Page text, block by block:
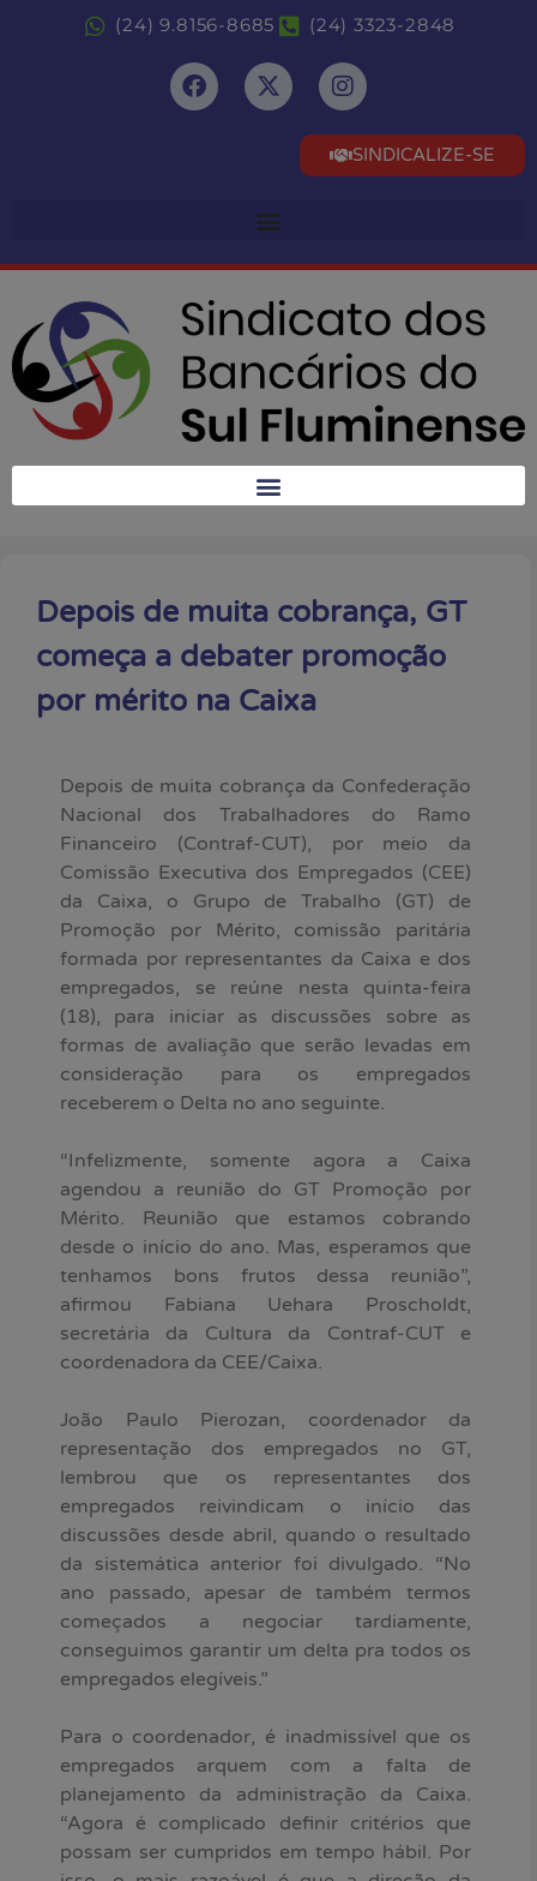
(24) 9.8156-8685 (24) 3323-2848
SINDICALIZE-SE
Depois de muita cobrança, GT
começa a debater promoção
por mérito na Caixa
Depois de muita cobrança da Confederação
Nacional dos Trabalhadores do Ramo
Financeiro (Contraf-CUT), por meio da
Comissão Executiva dos Empregados (CEE)
da Caixa, o Grupo de Trabalho (GT) de
Promoção por Mérito, comissão paritária
formada por representantes da Caixa e dos
empregados, se reúne nesta quinta-feira
(18), para iniciar as discussões sobre as
formas de avaliação que serão levadas em
consideração para os empregados
receberem o Delta no ano seguinte.
“Infelizmente, somente agora a Caixa
agendou a reunião do GT Promoção por
Mérito. Reunião que estamos cobrando
desde o início do ano. Mas, esperamos que
tenhamos bons frutos dessa reunião”,
afirmou Fabiana Uehara Proscholdt,
secretária da Cultura da Contraf-CUT e
coordenadora da CEE/Caixa.
João Paulo Pierozan, coordenador da
representação dos empregados no GT,
lembrou que os representantes dos
empregados reivindicam o início das
discussões desde abril, quando o resultado
da sistemática anterior foi divulgado. “No
ano passado, apesar de também termos
começados a negociar tardiamente,
conseguimos garantir um delta pra todos os
empregados elegíveis.”
Para o coordenador, é inadmissível que os
empregados arquem com a falta de
planejamento da administração da Caixa.
“Agora é complicado definir critérios que
possam ser cumpridos em tempo hábil. Por